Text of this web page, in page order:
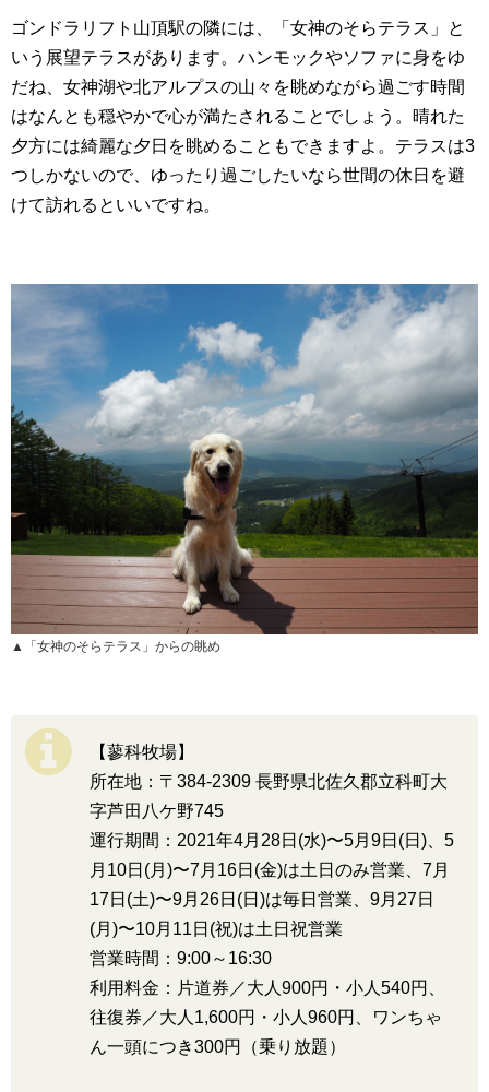
ゴンドラリフト山頂駅の隣には、「女神のそらテラス」と
いう展望テラスがあります。ハンモックやソファに身をゆ
だね、女神湖や北アルプスの山々を眺めながら過ごす時間
はなんとも穏やかで心が満たされることでしょう。晴れた
夕方には綺麗な夕日を眺めることもできますよ。テラスは3
つしかないので、ゆったり過ごしたいなら世間の休日を避
けて訪れるといいですね。
▲「女神のそらテラス」からの眺め
【蓼科牧場】
所在地：〒384-2309 長野県北佐久郡立科町大
字芦田八ケ野745
運行期間：2021年4月28日(水)〜5月9日(日)、5
月10日(月)〜7月16日(金)は土日のみ営業、7月
17日(土)〜9月26日(日)は毎日営業、9月27日
(月)〜10月11日(祝)は土日祝営業
営業時間：9:00～16:30
利用料金：片道券／大人900円・小人540円、
往復券／大人1,600円・小人960円、ワンちゃ
ん一頭につき300円（乗り放題）